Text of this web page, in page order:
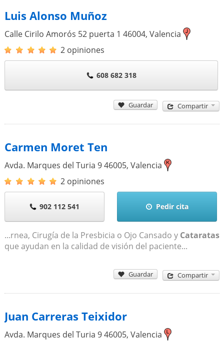
Luis Alonso Muñoz
Calle Cirilo Amorós 52 puerta 1 46004, Valencia
2 opiniones
608 682 318
Guardar Compartir
Carmen Moret Ten
Avda. Marques del Turia 946005, Valencia
2 opiniones
902 112 541 Pedir cita
...rnea, Cirugía de la Presbicia o Ojo Cansado y Cataratas
que ayudan en la calidad de visión del paciente...
Guardar Compartir
Juan Carreras Teixidor
Avda. Marques del Turia 946005, Valencia